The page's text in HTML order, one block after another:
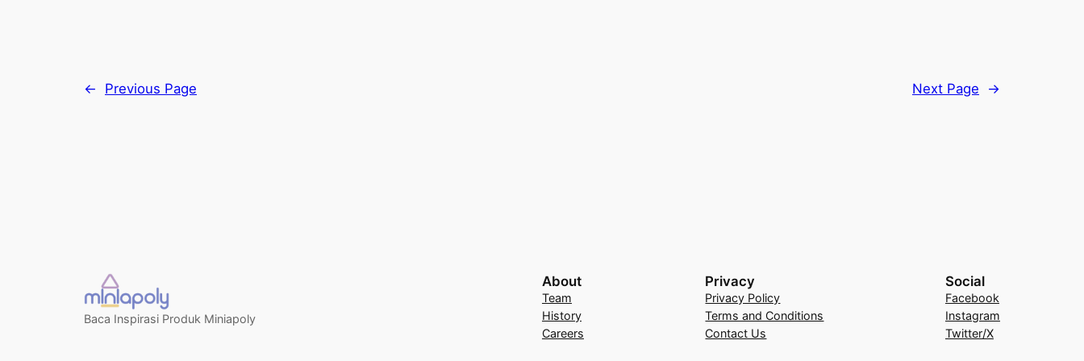
← Previous Page Next Page →
Baca Inspirasi Produk Miniapoly
About
Team
History
Careers
Privacy
Privacy Policy
Terms and Conditions
Contact Us
Social
Facebook
Instagram
Twitter/X